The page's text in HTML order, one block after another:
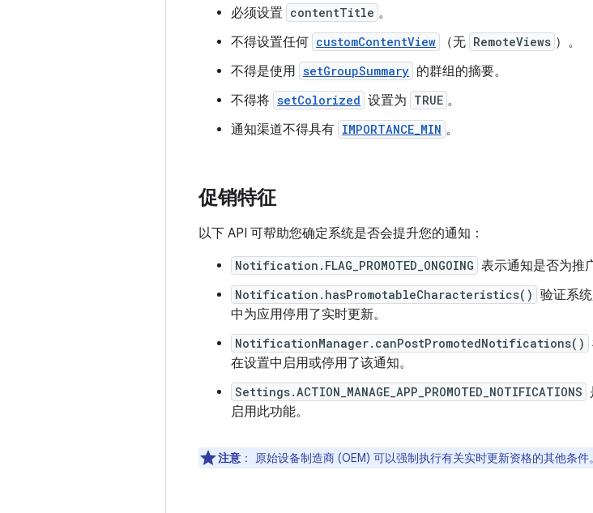
必须设置 contentTitle 。
不得设置任何 customContentView （无 RemoteViews ）。
不得是使用 setGroupSummary 的群组的摘要。
不得将 setColorized 设置为 TRUE 。
通知渠道不得具有 IMPORTANCE_MIN 。
促销特征
以下 API 可帮助您确定系统是否会提升您的通知：
Notification.FLAG_PROMOTED_ONGOING 表示通知是否为推
Notification.hasPromotableCharacteristics() 验证系
中为应用停用了实时更新。
NotificationManager.canPostPromotedNotifications()
在设置中启用或停用了该通知。
Settings.ACTION_MANAGE_APP_PROMOTED_NOTIFICATIONS
启用此功能。
注意 ： 原始设备制造商 (OEM) 可以强制执行有关实时更新资格的其他条件